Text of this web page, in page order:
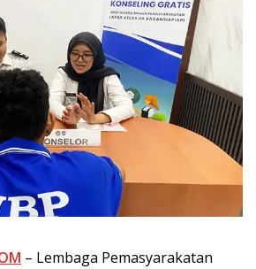
– Lembaga Pemasyarakatan